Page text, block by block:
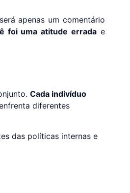
apenas um comentário
foi uma atitude erradae
Cada indivíduo
diferentes
das políticas internas e